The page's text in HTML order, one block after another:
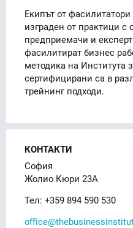
Екипът от
изграден от практици
предприемачи и
фасилитират бизнес
методика на Института
сертифицирани са в
трейнинг подходи.
КОНТАКТИ
София
Жолио Кюри 23А
Тел: +359 894 590 530